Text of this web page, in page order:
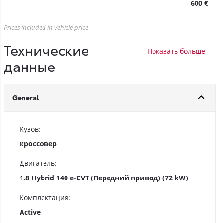
600 €
Prices included in vehicle price
Технические
данные
General
Кузов:
кроссовер
Двигатель:
1.8 Hybrid 140 e-CVT (Передний привод) (72 kW)
Комплектация:
Active